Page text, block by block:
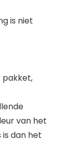
is niet
pakket,
van het
dan het